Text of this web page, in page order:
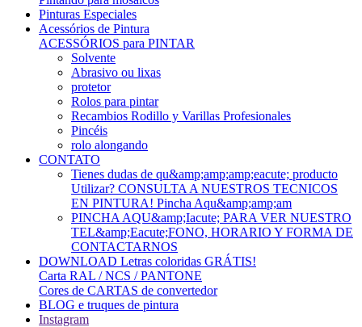
Pinturas Especiales
Acessórios de Pintura
ACESSÓRIOS para PINTAR
Solvente
Abrasivo ou lixas
protetor
Rolos para pintar
Recambios Rodillo y Varillas Profesionales
Pincéis
rolo alongando
CONTATO
Tienes dudas de qu&amp;amp;amp;eacute; producto
Utilizar? CONSULTA A NUESTROS TECNICOS
EN PINTURA! Pincha Aqu&amp;amp;am
PINCHA AQU&amp;Iacute; PARA VER NUESTRO
TEL&amp;Eacute;FONO, HORARIO Y FORMA DE
CONTACTARNOS
DOWNLOAD Letras coloridas GRÁTIS!
Carta RAL / NCS / PANTONE
Cores de CARTAS de convertedor
BLOG e truques de pintura
Instagram